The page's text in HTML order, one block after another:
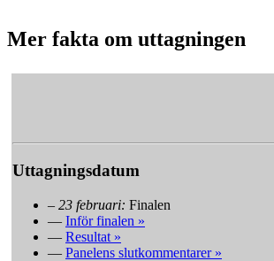
Mer fakta om uttagningen
Uttagningsdatum
– 23 februari: Finalen
— Inför finalen »
— Resultat »
— Panelens slutkommentarer »